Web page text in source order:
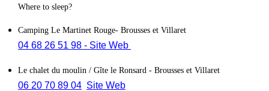
Where to sleep?
Camping Le Martinet Rouge- Brousses et Villaret
04 68 26 51 98 - Site Web
Le chalet du moulin / Gîte le Ronsard - Brousses et Villaret
06 20 70 89 04 Site Web